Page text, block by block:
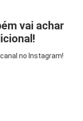
vai achar
no Instagram!